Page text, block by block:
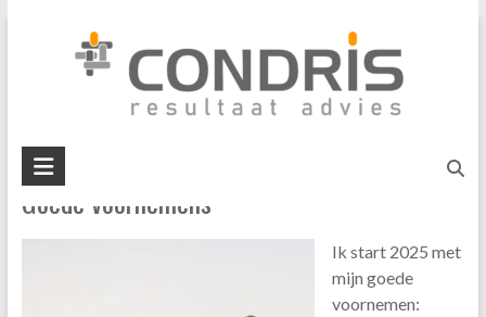
Condris
resultaat
Organisatieontwikkeling
U bent hier: Home » Organisatieontwikkeling
Goede voornemens
Ik start 2025 met
mijn goede
voornemen: